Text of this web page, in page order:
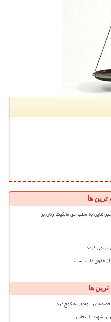
ترین ها
به سلب حق مالکیت زنان بر
برنمی گردد
از حقوق ملت است
ها
را وادار به کوچ کرد
شهید لاریجانی